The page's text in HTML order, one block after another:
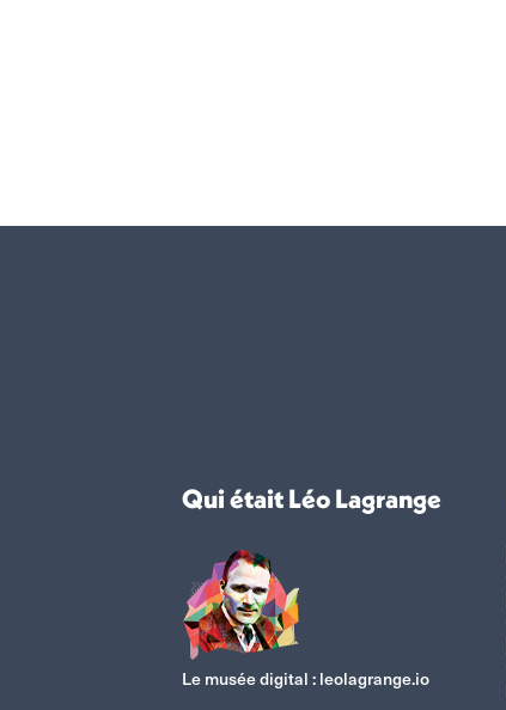
Qui était Léo Lagrange
Le musée digital : leolagrange.io